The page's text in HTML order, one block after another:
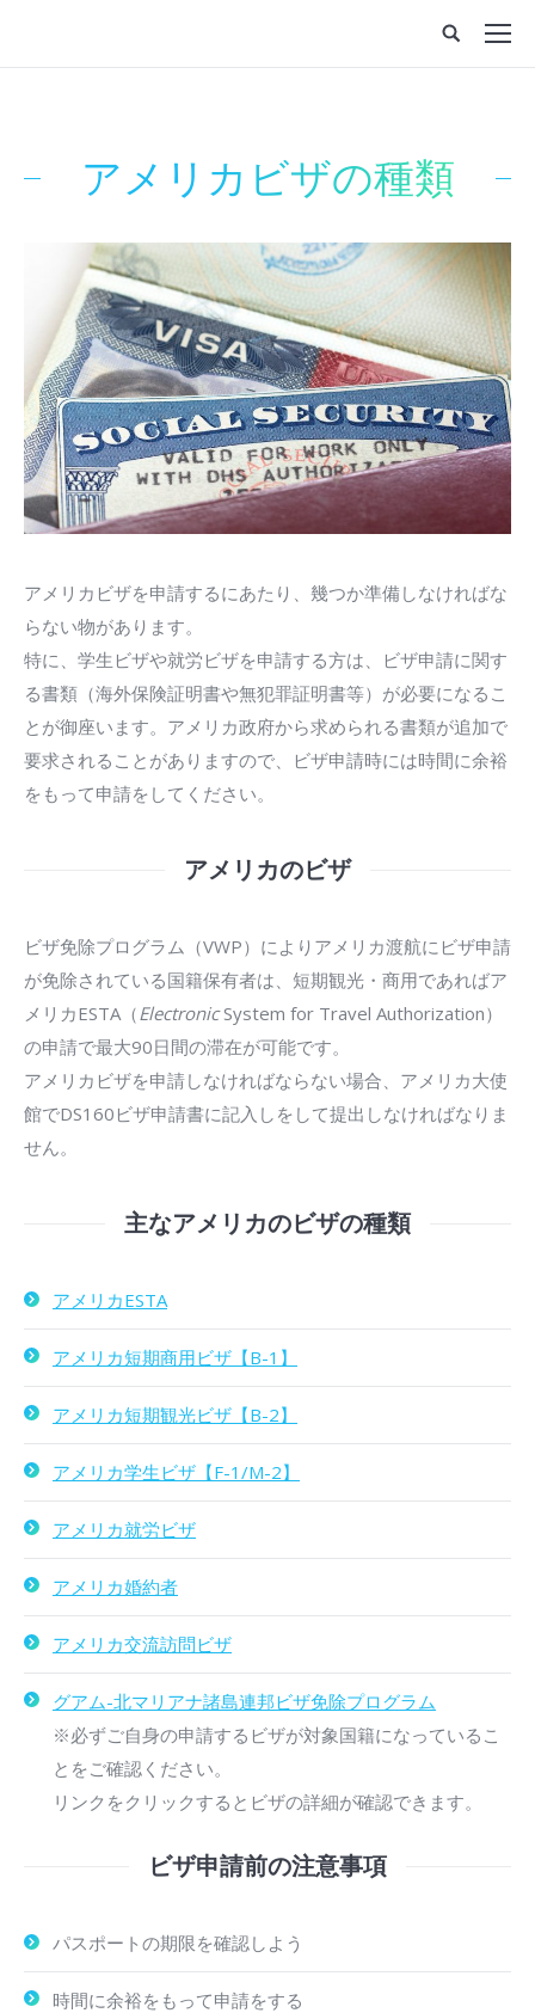
アメリカビザの種類
アメリカビザを申請するにあたり、幾つか準備しなければな
らない物があります。
特に、学生ビザや就労ビザを申請する方は、ビザ申請に関す
る書類（海外保険証明書や無犯罪証明書等）が必要になるこ
とが御座います。アメリカ政府から求められる書類が追加で
要求されることがありますので、ビザ申請時には時間に余裕
をもって申請をしてください。
アメリカのビザ
ビザ免除プログラム（VWP）によりアメリカ渡航にビザ申請
が免除されている国籍保有者は、短期観光・商用であればア
メリカESTA（ ElectronicSystem for Travel Authorization）
の申請で最大90日間の滞在が可能です。
アメリカビザを申請しなければならない場合、アメリカ大使
館でDS160ビザ申請書に記入しをして提出しなければなりま
せん。
主なアメリカのビザの種類
アメリカESTA
アメリカ短期商用ビザ【B-1】
アメリカ短期観光ビザ【B-2】
アメリカ学生ビザ【F-1/M-2】
アメリカ就労ビザ
アメリカ婚約者
アメリカ交流訪問ビザ
グアム-北マリアナ諸島連邦ビザ免除プログラム
※必ずご自身の申請するビザが対象国籍になっているこ
とをご確認ください。
リンクをクリックするとビザの詳細が確認できます。
ビザ申請前の注意事項
パスポートの期限を確認しよう
時間に余裕をもって申請をする